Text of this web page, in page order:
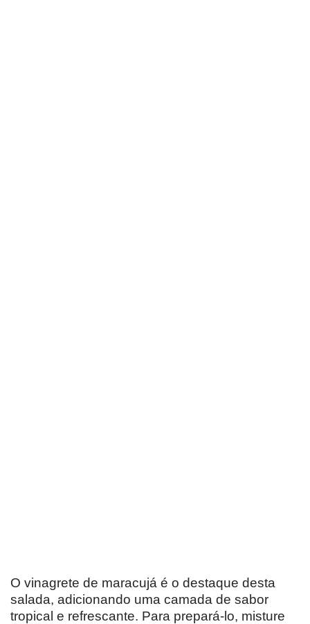
O vinagrete de maracujá é o destaque desta
salada, adicionando uma camada de sabor
tropical e refrescante. Para prepará-lo, misture